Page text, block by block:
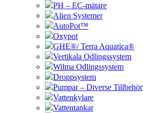
PH – EC-mätare
Alien Systemer
AutoPot™
Oxypot
GHE®/ Terra Aquatica®
Vertikala Odlingssystem
Wilma Odlingssystem
Droppsystem
Pumpar – Diverse Tillbehör
Vattenkylare
Vattentankar